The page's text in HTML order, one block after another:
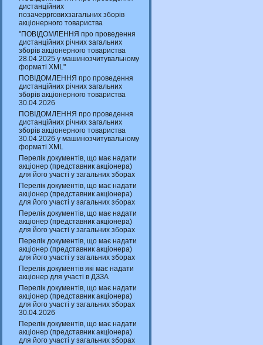
дистанційних
позачеррговихзагальних зборів
акціонерного товариства
"ПОВІДОМЛЕННЯ про проведення
дистанційних річних загальних
зборів акціонерного товариства
28.04.2025 у машинозчитувальному
форматі XML"
ПОВІДОМЛЕННЯ про проведення
дистанційних річних загальних
зборів акціонерного товариства
30.04.2026
ПОВІДОМЛЕННЯ про проведення
дистанційних річних загальних
зборів акціонерного товариства
30.04.2026 у машинозчитувальному
форматі XML
Перелік документів, що має надати
акціонер (представник акціонера)
для його участі у загальних зборах
Перелік документів, що має надати
акціонер (представник акціонера)
для його участі у загальних зборах
Перелік документів, що має надати
акціонер (представник акціонера)
для його участі у загальних зборах
Перелік документів, що має надати
акціонер (представник акціонера)
для його участі у загальних зборах
Перелік документів які має надати
акціонер для участі в ДЗЗА
Перелік документів, що має надати
акціонер (представник акціонера)
для його участі у загальних зборах
30.04.2026
Перелік документів, що має надати
акціонер (представник акціонера)
для його участі у загальних зборах